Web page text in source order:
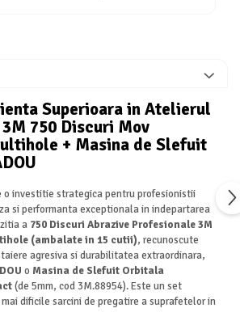
Superioara in Atelierul
750 Discuri Mov
+ Masina de Slefuit
o investitie strategica pentru profesionistii
si performanta exceptionala in indepartarea
a 750 Discuri Abrazive Profesionale 3M
(ambalate in 15 cutii), recunoscute
agresiva si durabilitatea extraordinara,
o Masina de Slefuit Orbitala
(de 5mm, cod 3M.88954). Este un set
dificile sarcini de pregatire a suprafetelor in